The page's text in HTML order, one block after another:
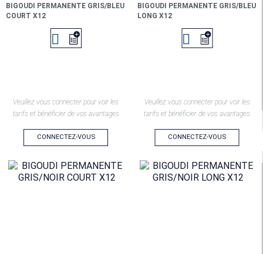
BIGOUDI PERMANENTE GRIS/BLEU
COURT X12

Veuillez vous connecter pour voir les
tarifs et bénéficier de vos avantages
CONNECTEZ-VOUS
BIGOUDI PERMANENTE GRIS/BLEU
LONG X12

Veuillez vous connecter pour voir les
tarifs et bénéficier de vos avantages
CONNECTEZ-VOUS